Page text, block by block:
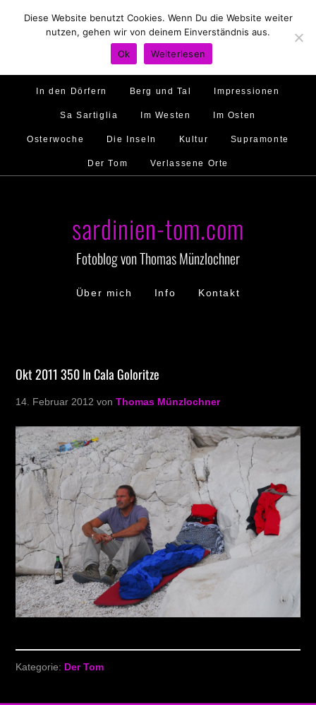
Hirtenland Traumstrände Feste feiern
Golfo di Orosei Im Norden
Murales Ambiente
In den Dörfern Berg und Tal Impressionen
Sa Sartiglia Im Westen Im Osten
Osterwoche Die Inseln Kultur Supramonte
Der Tom Verlassene Orte
sardinien-tom.com
Fotoblog von Thomas Münzlochner
Über mich Info Kontakt
Okt 2011 350 In Cala Goloritze
14. Februar 2012 vonThomas Münzlochner
Kategorie: Der Tom
Diese Website benutzt Cookies. Wenn Du die Website weiter
nutzen, gehen wir von deinem Einverständnis aus.
Ok
Weiterlesen